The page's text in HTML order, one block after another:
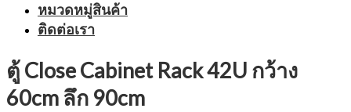
หมวดหมู่สินค้า
ติดต่อเรา
ตู้ Close Cabinet Rack 42U กว้าง
60cm ลึก 90cm